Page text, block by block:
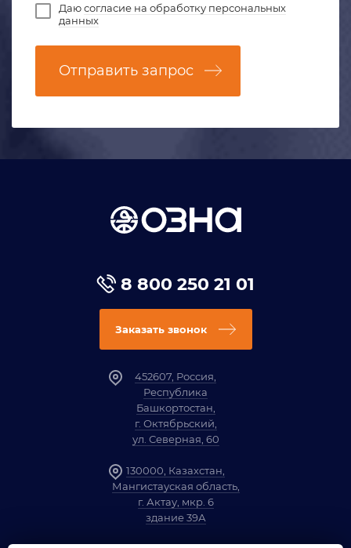
Даюсогласие на обработку персональных
данных
Отправить запрос
8 800 250 21 01
Заказать звонок
452607, Россия,
Республика
Башкортостан,
г. Октябрьский,
ул. Северная, 60
130000, Казахстан,
Мангистауская область,
г. Актау, мкр. 6
здание 39А